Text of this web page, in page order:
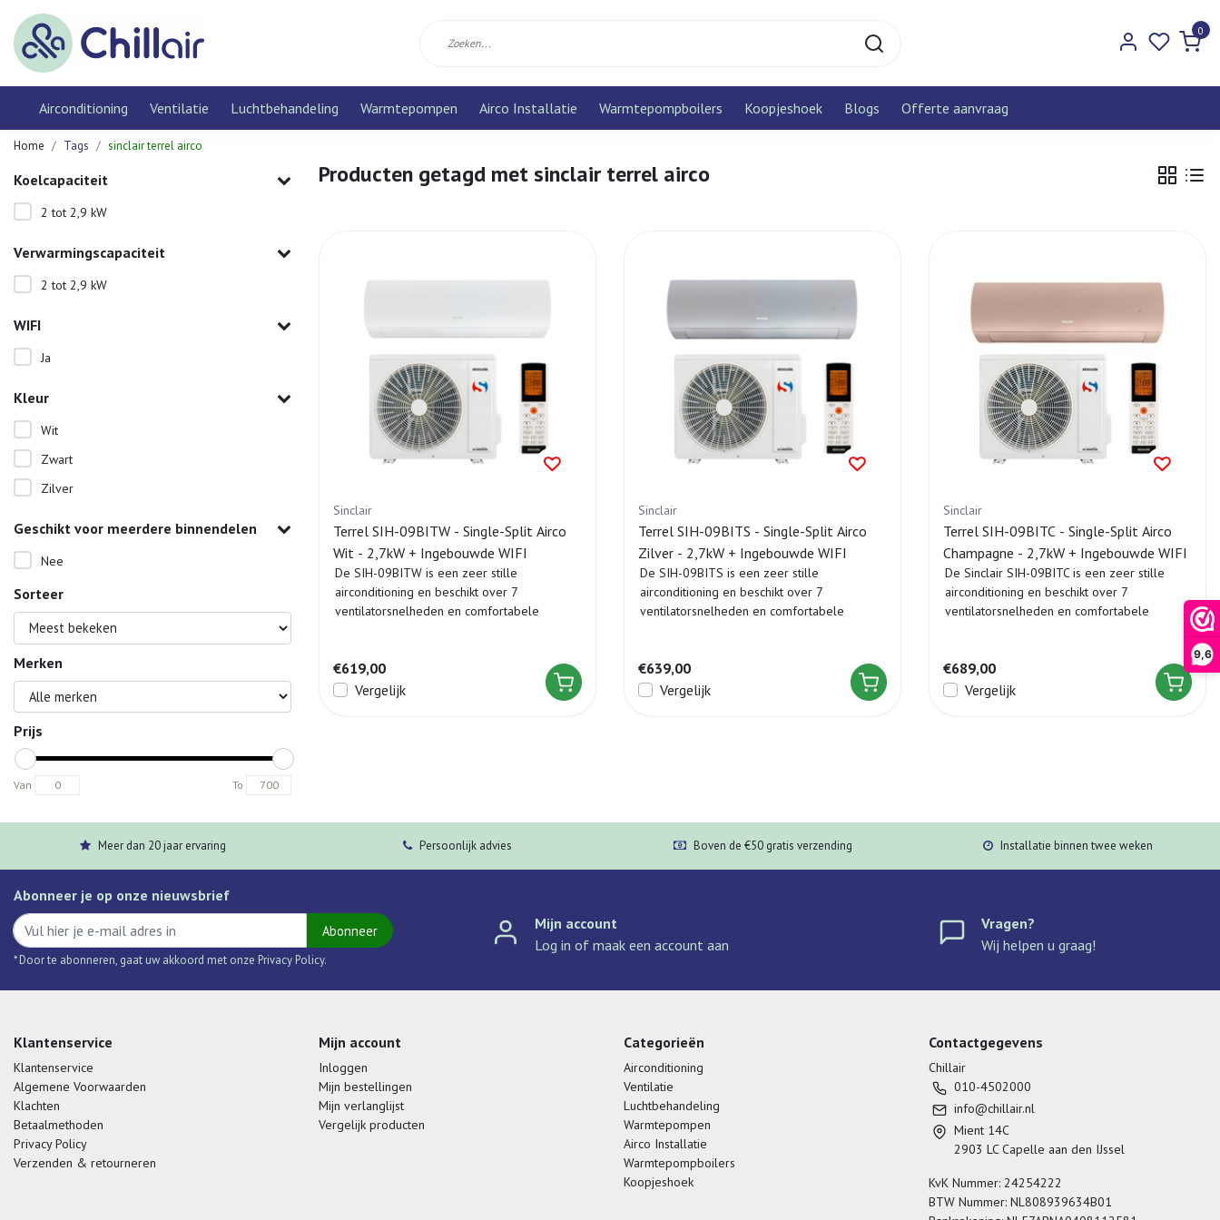
9,6
0
Airconditioning Ventilatie Luchtbehandeling Warmtepompen Airco Installatie Warmtepompboilers Koopjeshoek Blogs Offerte aanvraag
Home Tags sinclair terrel airco
Koelcapaciteit
2 tot 2,9 kW
Verwarmingscapaciteit
2 tot 2,9 kW
WIFI
Ja
Kleur
Wit
Zwart
Zilver
Geschikt voor meerdere binnendelen
Nee
Sorteer
Merken
Prijs
Van To
Producten getagd met sinclair terrel airco
Sinclair
Terrel SIH-09BITW - Single-Split Airco
Wit - 2,7kW + Ingebouwde WIFI
De SIH-09BITW is een zeer stille
airconditioning en beschikt over 7
ventilatorsnelheden en comfortabele
€619,00
Vergelijk
Sinclair
Terrel SIH-09BITS - Single-Split Airco
Zilver - 2,7kW + Ingebouwde WIFI
De SIH-09BITS is een zeer stille
airconditioning en beschikt over 7
ventilatorsnelheden en comfortabele
€639,00
Vergelijk
Sinclair
Terrel SIH-09BITC - Single-Split Airco
Champagne - 2,7kW + Ingebouwde WIFI
De Sinclair SIH-09BITC is een zeer stille
airconditioning en beschikt over 7
ventilatorsnelheden en comfortabele
€689,00
Vergelijk
Meer dan 20 jaar ervaring Persoonlijk advies Boven de €50 gratis verzending Installatie binnen twee weken
Abonneer je op onze nieuwsbrief
Abonneer
* Door te abonneren, gaat uw akkoord met onze Privacy Policy.
Mijn account
Log in of maak een account aan
Vragen?
Wij helpen u graag!
Klantenservice
Klantenservice
Algemene Voorwaarden
Klachten
Betaalmethoden
Privacy Policy
Verzenden & retourneren
Mijn account
Inloggen
Mijn bestellingen
Mijn verlanglijst
Vergelijk producten
Categorieën
Airconditioning
Ventilatie
Luchtbehandeling
Warmtepompen
Airco Installatie
Warmtepompboilers
Koopjeshoek
Contactgegevens
Chillair
010-4502000
info@chillair.nl
Mient 14C
2903 LC Capelle aan den IJssel
KvK Nummer: 24254222
BTW Nummer: NL808939634B01